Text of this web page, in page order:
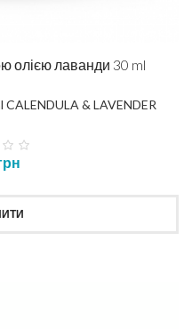
олією лаванди 30 ml
& LAVENDER